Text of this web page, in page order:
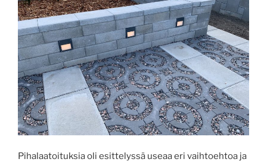
Pihalaatoituksia oli esittelyssä useaa eri vaihtoehtoa ja